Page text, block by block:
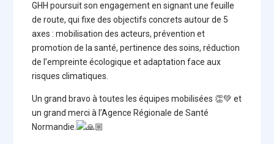
GHH poursuit son engagement en signant une feuille
de route, qui fixe des objectifs concrets autour de 5
axes : mobilisation des acteurs, prévention et
promotion de la santé, pertinence des soins, réduction
de l’empreinte écologique et adaptation face aux
risques climatiques.
Un grand bravo à toutes les équipes mobilisées 👏💚 et
un grand merci à l’Agence Régionale de Santé
Normandie